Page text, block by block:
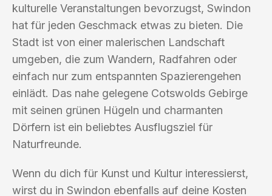
kulturelle Veranstaltungen bevorzugst, Swindon
hat für jeden Geschmack etwas zu bieten. Die
Stadt ist von einer malerischen Landschaft
umgeben, die zum Wandern, Radfahren oder
einfach nur zum entspannten Spazierengehen
einlädt. Das nahe gelegene Cotswolds Gebirge
mit seinen grünen Hügeln und charmanten
Dörfern ist ein beliebtes Ausflugsziel für
Naturfreunde.
Wenn du dich für Kunst und Kultur interessierst,
wirst du in Swindon ebenfalls auf deine Kosten